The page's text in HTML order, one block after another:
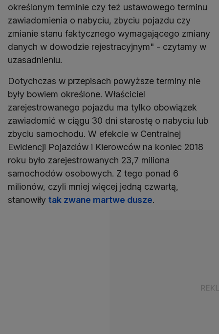
określonym terminie czy też ustawowego terminu
zawiadomienia o nabyciu, zbyciu pojazdu czy
zmianie stanu faktycznego wymagającego zmiany
danych w dowodzie rejestracyjnym" - czytamy w
uzasadnieniu.
Dotychczas w przepisach powyższe terminy nie
były bowiem określone. Właściciel
zarejestrowanego pojazdu ma tylko obowiązek
zawiadomić w ciągu 30 dni starostę o nabyciu lub
zbyciu samochodu. W efekcie w Centralnej
Ewidencji Pojazdów i Kierowców na koniec 2018
roku było zarejestrowanych 23,7 miliona
samochodów osobowych. Z tego ponad 6
milionów, czyli mniej więcej jedną czwartą,
stanowiły tak zwane martwe dusze.